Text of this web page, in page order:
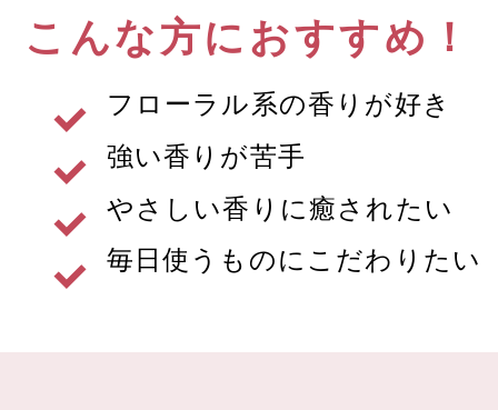
こんな方におすすめ！
フローラル系の香りが好き
強い香りが苦手
やさしい香りに癒されたい
毎日使うものにこだわりたい